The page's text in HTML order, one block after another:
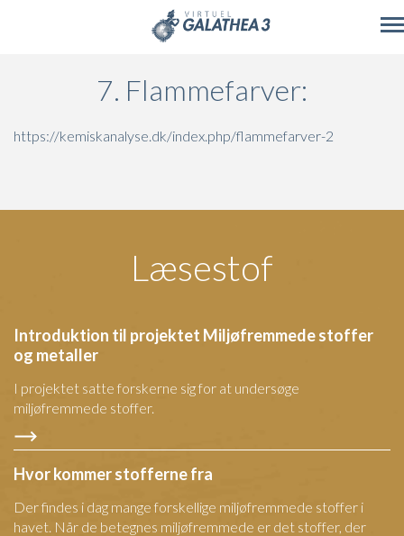
7. Flammefarver:
https://kemiskanalyse.dk/index.php/flammefarver-2
Læsestof
Introduktion til projektet Miljøfremmede stoffer
og metaller
I projektet satte forskerne sig for at undersøge
miljøfremmede stoffer.
Hvor kommer stofferne fra
Der findes i dag mange forskellige miljøfremmede stoffer i
havet. Når de betegnes miljøfremmede er det stoffer, der